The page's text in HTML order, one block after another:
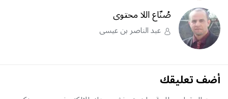
صُنّاع اللا محتوى
عبد الناصر بن عيسى
أضف تعليقك